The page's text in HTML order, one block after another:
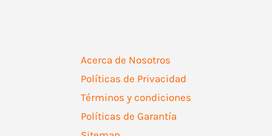
Acerca de Nosotros
Políticas de Privacidad
Términos y condiciones
Políticas de Garantía